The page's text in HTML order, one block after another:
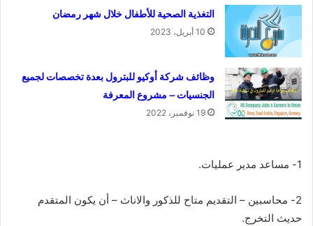
التغذية الصحية للأطفال خلال شهر رمضان
10 أبريل، 2023
وظائف شركة أوكيو للبترول بعدة تخصصات لجميع
الجنسيات – مشروع المعرفة
19 نوفمبر، 2022
1- مساعد مدير عمليات.
2- محاسبين – التقديم متاح للذكور والاناث – أن يكون المتقدم
حديث التخرج.